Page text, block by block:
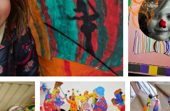
S
C
L
O
W
N
S